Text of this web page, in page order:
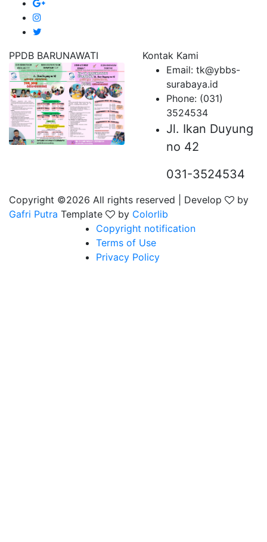
PPDB BARUNAWATI
Kontak Kami
Email: tk@ybbs-
surabaya.id
Phone: (031)
3524534
Jl. Ikan Duyung
no 42
031-3524534
Copyright ©2026 All rights reserved | Develop
by
Gafri Putra Template by Colorlib
Copyright notification
Terms of Use
Privacy Policy